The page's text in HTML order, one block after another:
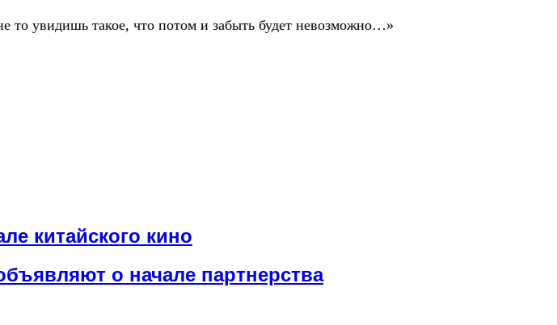
то увидишь такое, что потом и забыть будет невозможно…»
китайского кино
о начале партнерства